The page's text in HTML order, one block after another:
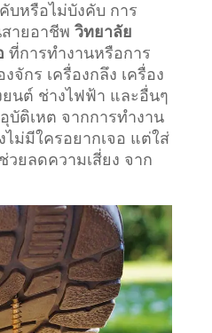
บหรือไม่บังคับ การ
ายอาชีพ วิทยาลัย
ที่การทำงานหรือการ
จักร เครื่องกลึง เครื่อง
ยนต์ ช่างไฟฟ้า และอื่นๆ
บัติเหต จากการทำงาน
ไม่มีใครอยากเจอ แต่ใส่
วยลดความเสี่ยง จาก